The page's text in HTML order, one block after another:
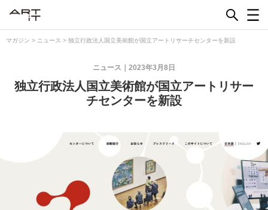
マガジン > ニュース > 独立行政法人国立美術館が国立アートリサーチセンターを新設
2023年3月8日
ニュース
独立行政法人国立美術館が国立アートリサー
チセンターを新設